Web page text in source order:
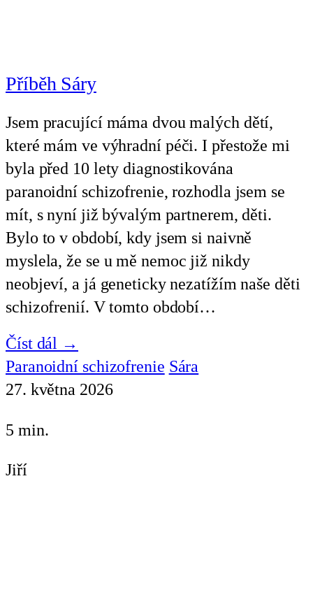
Příběh Sáry
Jsem pracující máma dvou malých dětí,
které mám ve výhradní péči. I přestože mi
byla před 10 lety diagnostikována
paranoidní schizofrenie, rozhodla jsem se
mít, s nyní již bývalým partnerem, děti.
Bylo to v období, kdy jsem si naivně
myslela, že se u mě nemoc již nikdy
neobjeví, a já geneticky nezatížím naše děti
schizofrenií. V tomto období…
Číst dál →
Paranoidní schizofrenie Sára
27. května 2026
5 min.
Jiří